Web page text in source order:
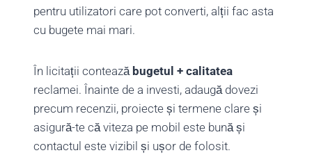
pentru utilizatori care pot converti, alții fac asta
cu bugete mai mari.
În licitații contează bugetul + calitatea
reclamei. Înainte de a investi, adaugă dovezi
precum recenzii, proiecte și termene clare și
asigură-te că viteza pe mobil este bună și
contactul este vizibil și ușor de folosit.